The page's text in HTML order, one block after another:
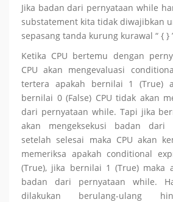
Jika badan dari pernyataan while
substatement kita tidak diwajibkan
sepasang tanda kurung kurawal “ { }
Ketika CPU bertemu dengan
CPU akan mengevaluasi
tertera apakah bernilai 1 (True)
bernilai 0 (False) CPU tidak akan
dari pernyataan while. Tapi jika
akan mengeksekusi badan dari
setelah selesai maka CPU akan
memeriksa apakah conditional
(True), jika bernilai 1 (True) maka
badan dari pernyataan while.
dilakukan berulang-ulang